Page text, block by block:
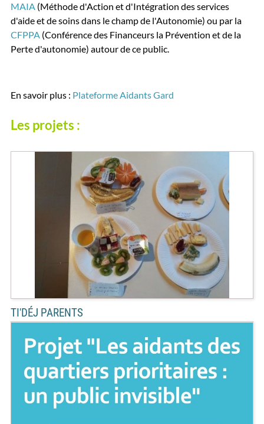
MAIA (Méthode d'Action et d'Intégration des services
d'aide et de soins dans le champ de l'Autonomie) ou par la
CFPPA (Conférence des Financeurs la Prévention et de la
Perte d'autonomie) autour de ce public.
En savoir plus : Plateforme Aidants Gard
Les projets :
TI'DÉJ PARENTS